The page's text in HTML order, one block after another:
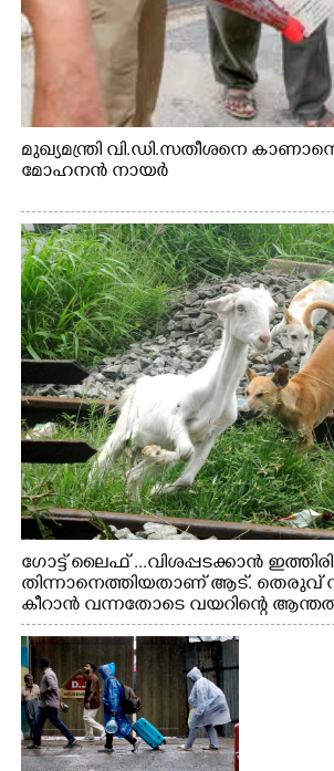
മുഖ്യമന്ത്രി വി.ഡി.സതീശനെ
മോഹനൻ നായർ
ഗോട്ട് ലൈഫ് ...വിശപ്പടക്കാൻ
തിന്നാനെത്തിയതാണ് ആട്. തെരുവ്
കീറാൻ വന്നതോടെ വയറിന്റെ
വേണ്ടിയായി ഓട്ടം. എറണാകുളം
നിന്നുള്ള കാഴ്ച